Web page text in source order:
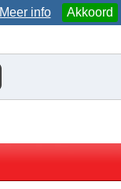
Meer info Akkoord